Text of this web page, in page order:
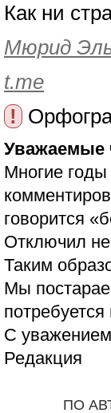
Как ни
Мюрид
t.me
!
Уважаемые
Многие
говорится
Отключил
Таким
Мы
С
Редакция
ПО